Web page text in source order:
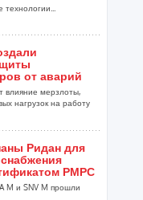
от аварий
влияние мерзлоты,
нагрузок на работу
Ридан для
РМРС
M и SNV M прошли